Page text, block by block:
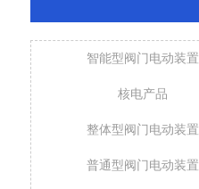
智能型阀门电动装置
核电产品
整体型阀门电动装置
普通型阀门电动装置